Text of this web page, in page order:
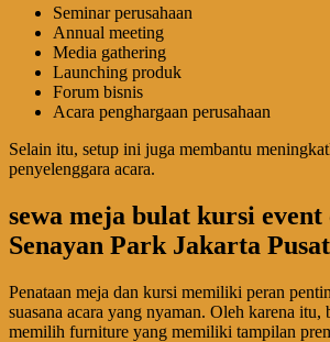
Seminar perusahaan
Annual meeting
Media gathering
Launching produk
Forum bisnis
Acara penghargaan perusahaan
Selain itu, setup ini juga membantu
penyelenggara acara.
sewa meja bulat kursi
Senayan Park Jakarta Pusat
Penataan meja dan kursi memiliki peran
suasana acara yang nyaman. Oleh karena itu,
memilih furniture yang memiliki tampilan